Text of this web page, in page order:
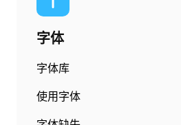
字体
字体库
使用字体